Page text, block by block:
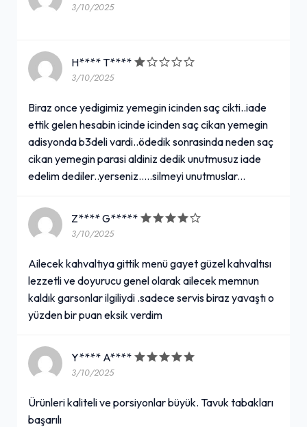
3/10/2025
H**** T****
3/10/2025
Biraz once yedigimiz yemegin icinden saç cikti..iade
ettik gelen hesabin icinde icinden saç cikan yemegin
adisyonda b3deli vardi..ödedik sonrasinda neden saç
cikan yemegin parasi aldiniz dedik unutmusuz iade
edelim dediler..yerseniz.....silmeyi unutmuslar...
Z**** G*****
3/10/2025
Ailecek kahvaltıya gittik menü gayet güzel kahvaltısı
lezzetli ve doyurucu genel olarak ailecek memnun
kaldık garsonlar ilgiliydi .sadece servis biraz yavaştı o
yüzden bir puan eksik verdim
Y**** A****
3/10/2025
Ürünleri kaliteli ve porsiyonlar büyük. Tavuk tabakları
başarılı